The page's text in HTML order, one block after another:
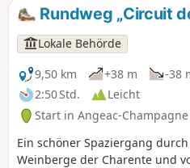
Rundweg „Circuit
Lokale Behörde
9,50 km
+38 m
-38
2:50 Std.
Leicht
Start in Angeac-
Ein schöner Spaziergang
Weinberge der Charente und